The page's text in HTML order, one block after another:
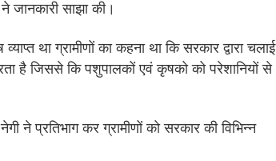
जानकारी साझा की।
था ग्रामीणों का कहना था कि सरकार द्वारा चलाई
है जिससे कि पशुपालकों एवं कृषको को परेशानियों से
ने प्रतिभाग कर ग्रामीणों को सरकार की विभिन्न